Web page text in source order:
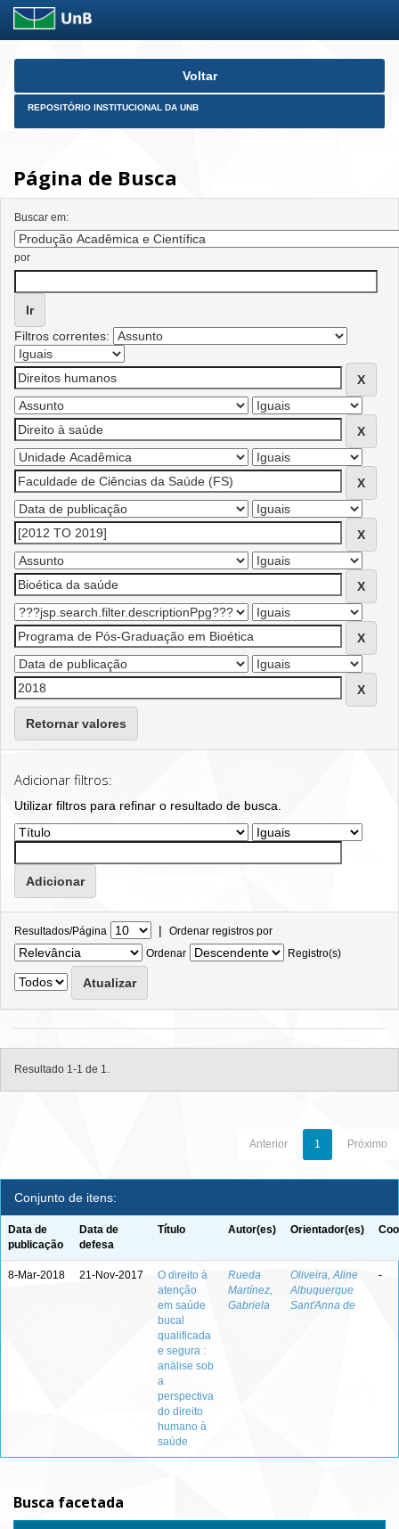
Skip
Voltar
REPOSITÓRIO INSTITUCIONAL DA UNB
Página de Busca
Buscar em:
por
Filtros correntes:
Retornar valores
Adicionar filtros:
Utilizar filtros para refinar o resultado de busca.
Resultados/Página | Ordenar registros por
Ordenar
Registro(s)
Resultado 1-1 de 1.
Anterior 1 Próximo
Conjunto de itens:
Data de
publicação
Data de
defesa
Título Autor(es) Orientador(es)
8-Mar-2018 21-Nov-2017
O direito à
atenção
em saúde
bucal
qualificada
e segura :
análise sob
a
perspectiva
do direito
humano à
saúde
Rueda
Martínez,
Gabriela
Oliveira, Aline
Albuquerque
Sant'Anna de
-
Busca facetada